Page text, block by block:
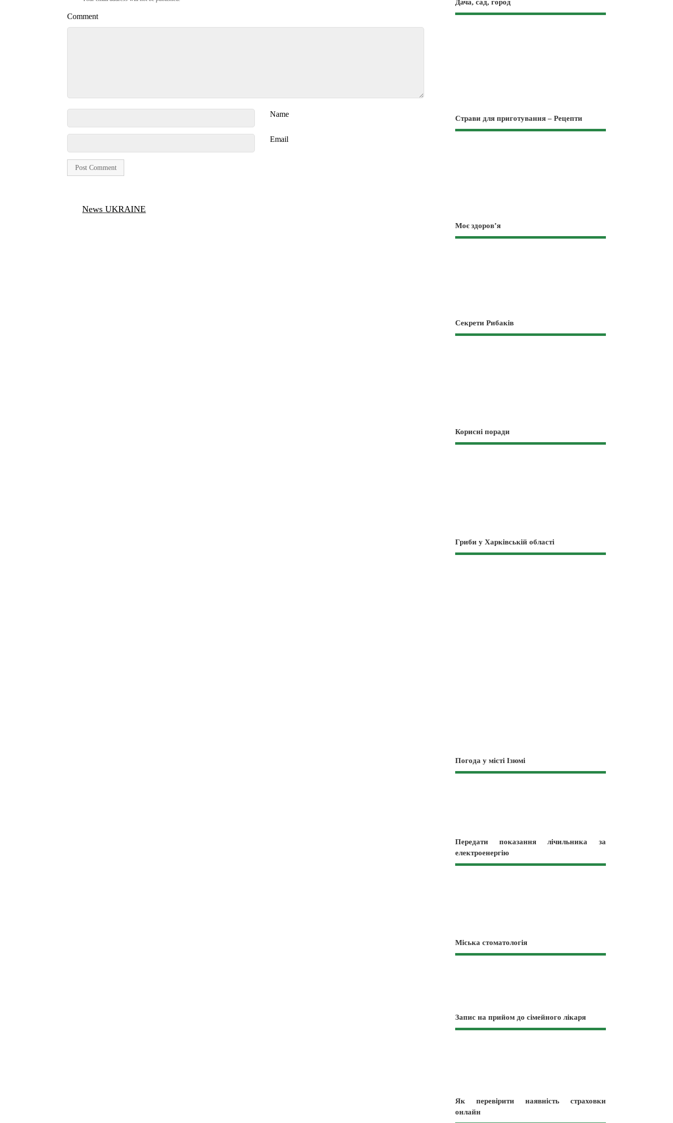
Comment
Name
Email
News UKRAINE
Дача, сад, город
Страви для приготування – Рецепти
Моє здоров’я
Секрети Рибаків
Корисні поради
Гриби у Харківській області
Погода у місті Ізюмі
Передати показання лічильника за
електроенергію
Міська стоматологія
Запис на прийом до сімейного лікаря
Як перевірити наявність страховки
онлайн